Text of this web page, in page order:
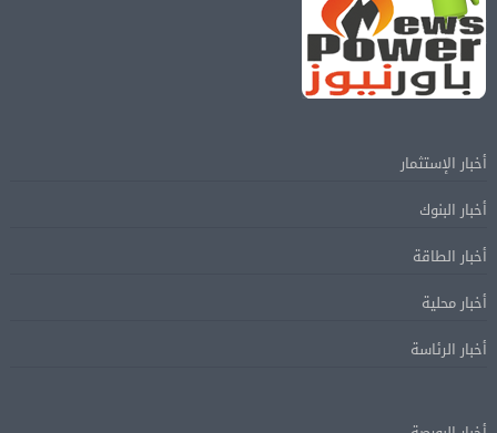
أخبار الإستثمار
أخبار البنوك
أخبار الطاقة
أخبار محلية
أخبار الرئاسة